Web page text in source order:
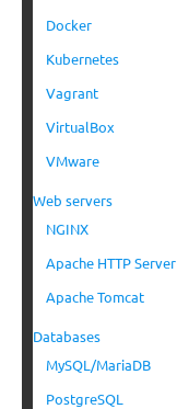
Docker
Kubernetes
Vagrant
VirtualBox
VMware
Web servers
NGINX
Apache HTTP Server
Apache Tomcat
Databases
MySQL/MariaDB
PostgreSQL